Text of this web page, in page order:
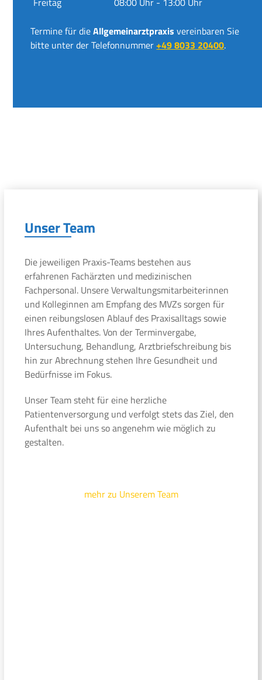
Termine für dieAllgemeinarztpraxis vereinbaren Sie
bitte unter der Telefonnummer+49 8033 20400.
Unser Team
Die jeweiligen Praxis-Teams bestehen aus
erfahrenen Fachärzten und medizinischen
Fachpersonal. Unsere Verwaltungsmitarbeiterinnen
und Kolleginnen am Empfang des MVZs sorgen für
einen reibungslosen Ablauf des Praxisalltags sowie
Ihres Aufenthaltes. Von der Terminvergabe,
Untersuchung, Behandlung, Arztbriefschreibung bis
hin zur Abrechnung stehen Ihre Gesundheit und
Bedürfnisse im Fokus.
Unser Team steht für eine herzliche
Patientenversorgung und verfolgt stets das Ziel, den
Aufenthalt bei uns so angenehm wie möglich zu
gestalten.
mehr zu Unserem Team